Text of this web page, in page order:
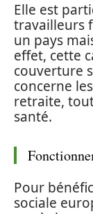
Elle est
travailleurs
un pays
effet, cette
couverture
concerne
retraite,
santé.
Pour
sociale